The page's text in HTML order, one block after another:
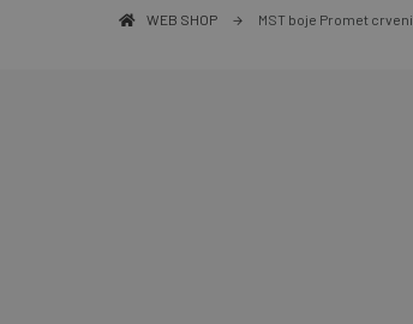
WEB SHOP MST boje Promet crveni